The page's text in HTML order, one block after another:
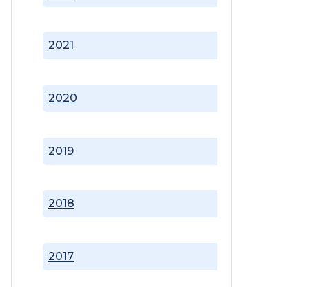
2017
2018
2019
2020
2021